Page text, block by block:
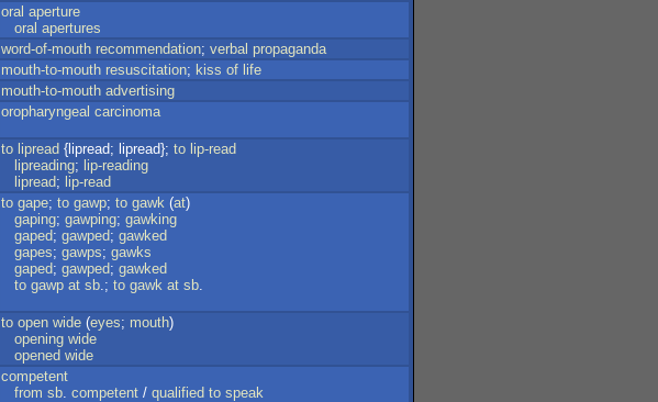
oral aperture
oral apertures
word-of-mouth recommendation; verbal propaganda
mouth-to-mouth resuscitation; kiss of life
mouth-to-mouth advertising
oropharyngeal carcinoma
to lipread {lipread; lipread}; to lip-read
lipreading; lip-reading
lipread; lip-read
to gape; to gawp; to gawk (at)
gaping; gawping; gawking
gaped; gawped; gawked
gapes; gawps; gawks
gaped; gawped; gawked
to gawp at sb.; to gawk at sb.
to open wide (eyes; mouth)
opening wide
opened wide
competent
from sb. competent / qualified to speak